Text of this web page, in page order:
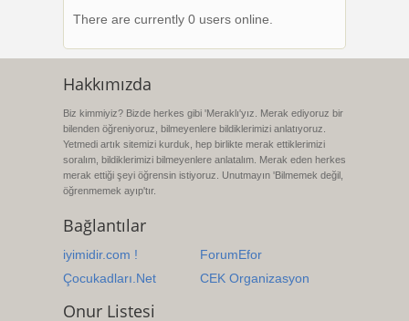
There are currently 0 users online.
Hakkımızda
Biz kimmiyiz? Bizde herkes gibi 'Meraklı'yız. Merak ediyoruz bir
bilenden öğreniyoruz, bilmeyenlere bildiklerimizi anlatıyoruz.
Yetmedi artık sitemizi kurduk, hep birlikte merak ettiklerimizi
soralım, bildiklerimizi bilmeyenlere anlatalım. Merak eden herkes
merak ettiği şeyi öğrensin istiyoruz. Unutmayın 'Bilmemek değil,
öğrenmemek ayıp'tır.
Bağlantılar
iyimidir.com !
ForumEfor
Çocukadları.Net
CEK Organizasyon
Onur Listesi